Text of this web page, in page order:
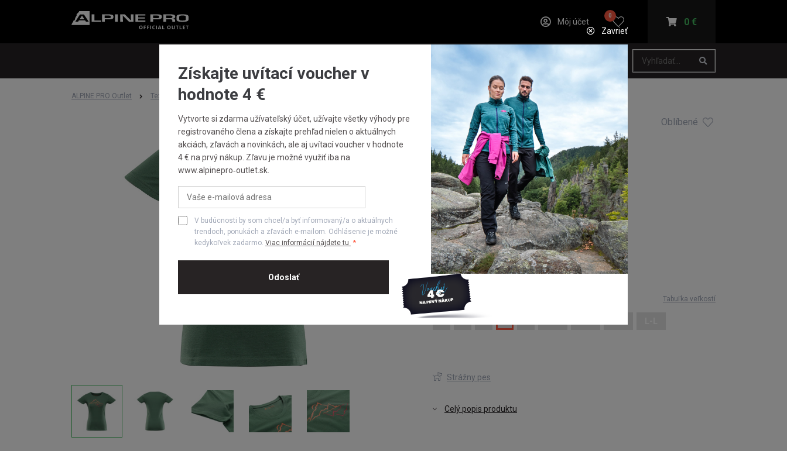
Zavrieť
Získajte uvítací voucher v
hodnote 4 €
Vytvorte si zdarma užívateľský účet, užívajte všetky výhody pre
registrovaného člena a získajte prehľad nielen o aktuálnych
akciách, zľavách a novinkách, ale aj uvítací voucher v hodnote
4 € na prvý nákup. Zľavu je možné využiť iba na
www.alpinepro‑outlet.sk.
V budúcnosti by som chcel/a byť informovaný/a o aktuálnych
trendoch, ponukách a zľavách e-mailom. Odhlásenie je možné
kedykoľvek zadarmo. Viac informácií nájdete tu
Môj účet
0
0 €
ALPINE PRO Outlet Textil Tričká DÁMSKE BAVLNENÉ TRIČKO BOLENA
DÁMSKE BAVLNENÉ TRIČKO Oblíbené
BOLENA
-46 % Posledné kusy
13,99 €
25,99 €
Ušetríte12,00 €
Najnižšia cena za posledných 30 dní:13,99 €
Vyberte veľkosť Tabuľka veľkostí
XS S
Strážny pes
Celý popis produktu
Odoslať